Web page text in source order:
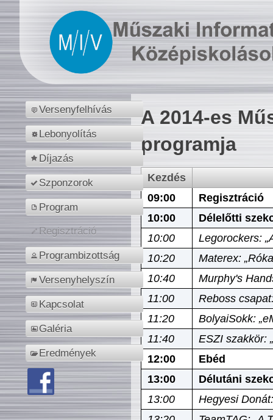
Versenyfelhívás
Lebonyolítás
Díjazás
Szponzorok
Program
Regisztráció
Programbizottság
Versenyhelyszín
Kapcsolat
Galéria
Eredmények
A 2014-es
programja
Kezdés
09:00
Regisztráció
10:00
Délelőtti
10:00
Legorockers:
10:20
Materex:
10:40
Murphy's
11:00
Reboss
11:20
BolyaiSokk:
11:40
ESZI szakkör:
12:00
Ebéd
13:00
Délutáni
13:00
Hegyesi